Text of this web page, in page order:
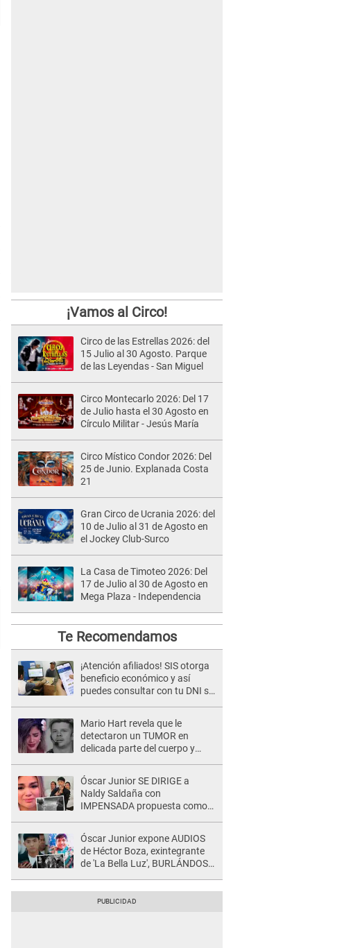
¡Vamos al Circo!
Circo de las Estrellas 2026: del
15 Julio al 30 Agosto. Parque
de las Leyendas - San Miguel
Circo Montecarlo 2026: Del 17
de Julio hasta el 30 Agosto en
Círculo Militar - Jesús María
Circo Místico Condor 2026: Del
25 de Junio. Explanada Costa
21
Gran Circo de Ucrania 2026: del
10 de Julio al 31 de Agosto en
el Jockey Club-Surco
La Casa de Timoteo 2026: Del
17 de Julio al 30 de Agosto en
Mega Plaza - Independencia
Te Recomendamos
¡Atención afiliados! SIS otorga
beneficio económico y así
puedes consultar con tu DNI si
Mario Hart revela que le
detectaron un TUMOR en
delicada parte del cuerpo y
muy fuertes..."
Óscar Junior SE DIRIGE a
Naldy Saldaña con
IMPENSADA propuesta como
denuncia: "Otro tipo de ley..."
Óscar Junior expone AUDIOS
de Héctor Boza, exintegrante
de 'La Bella Luz', BURLÁNDOSE